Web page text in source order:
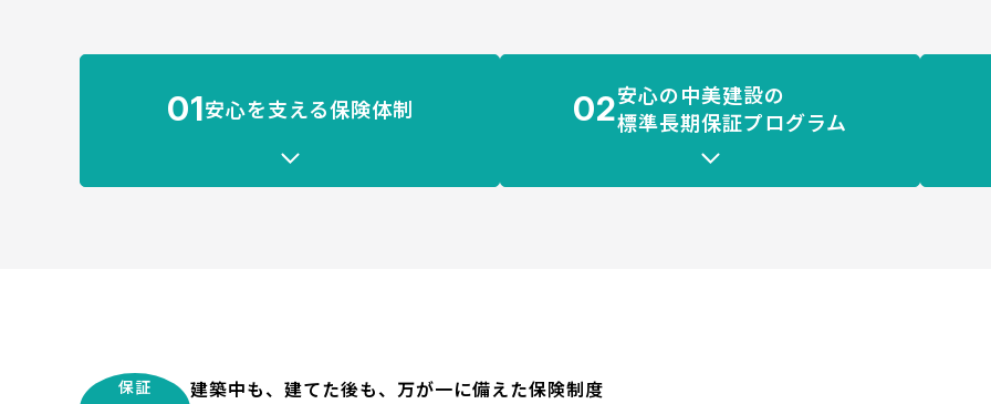
01安心を支える保険体制 02安心の中美建設の
標準長期保証プログラム
保証 建築中も、建てた後も、万が一に備えた保険制度